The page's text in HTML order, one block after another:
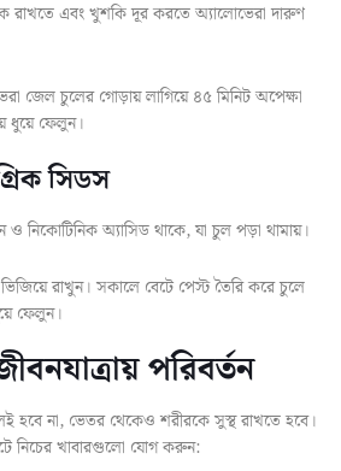
রাখতে এবং খুশকি দূর করতে অ্যালোভেরা দারুণ
জেল চুলের গোড়ায় লাগিয়ে ৪৫ মিনিট অপেক্ষা
ধুয়ে ফেলুন।
সিডস
ও নিকোটিনিক অ্যাসিড থাকে, যা চুল পড়া থামায়।
ভিজিয়ে রাখুন। সকালে বেটে পেস্ট তৈরি করে চুলে
ফেলুন।
পরিবর্তন
হবে না, ভেতর থেকেও শরীরকে সুস্থ রাখতে হবে।
নিচের খাবারগুলো যোগ করুন: